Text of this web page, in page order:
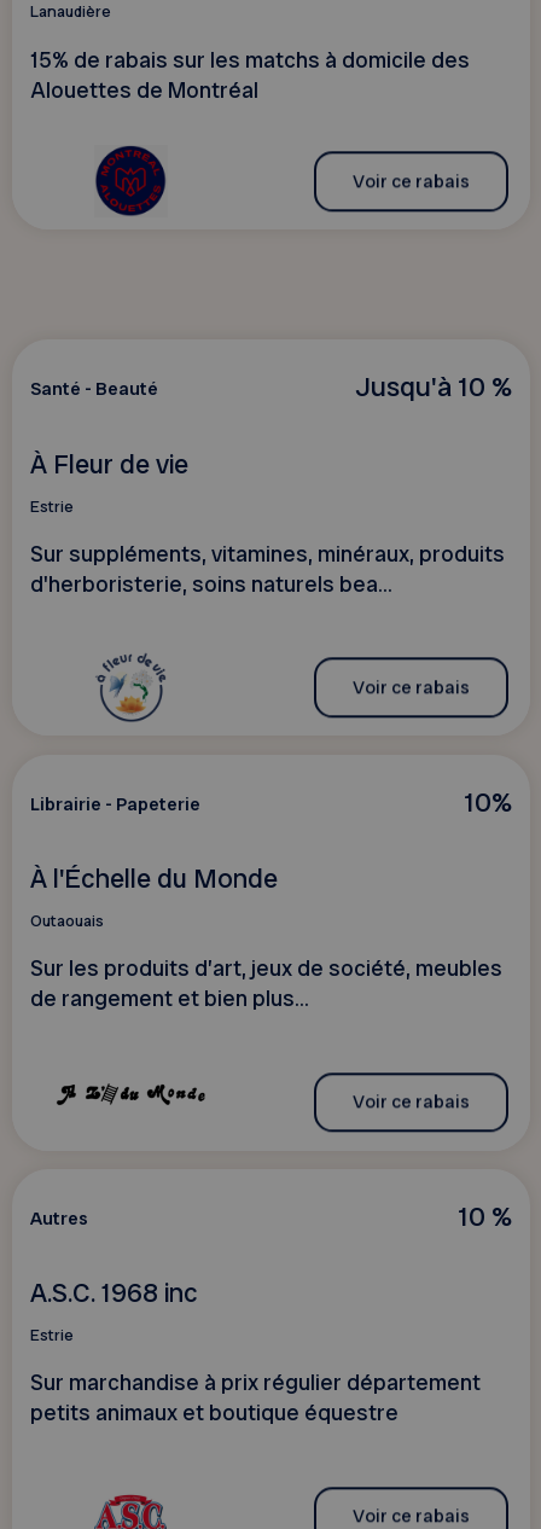
Lanaudière
15% de rabais sur les matchs à domicile des
Alouettes de Montréal
Voir ce rabais
Jusqu'à 10 %
Santé - Beauté
À Fleur de vie
Estrie
Sur suppléments, vitamines, minéraux, produits
d'herboristerie, soins naturels bea...
Voir ce rabais
10%
Librairie - Papeterie
À l'Échelle du Monde
Outaouais
Sur les produits d’art, jeux de société, meubles
de rangement et bien plus...
Voir ce rabais
10 %
Autres
A.S.C. 1968 inc
Estrie
Sur marchandise à prix régulier département
petits animaux et boutique équestre
Voir ce rabais